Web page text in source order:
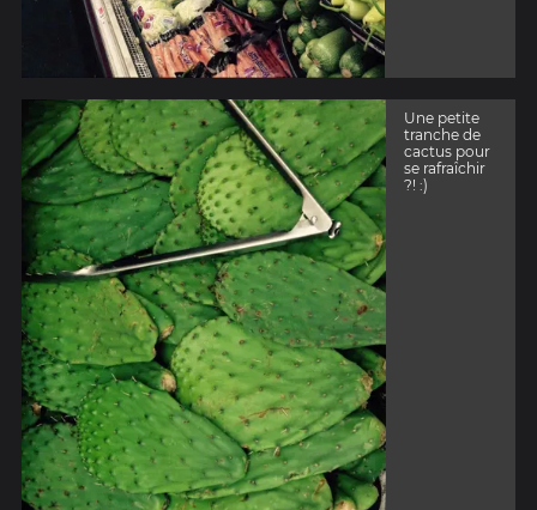
Une petite
tranche de
cactus pour
se rafraîchir
?! :)